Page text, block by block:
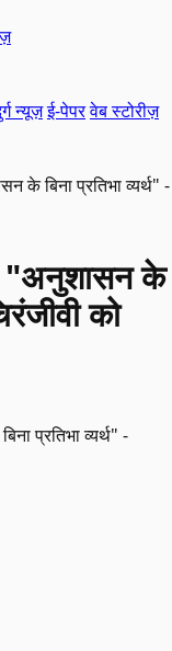
न्यूज़ई-पेपरवेब स्टोरीज़
के बिना प्रतिभा व्यर्थ" -
"अनुशासन के
को